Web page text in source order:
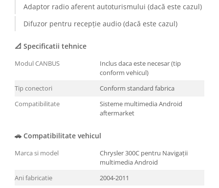
Adaptor radio aferent autoturismului (dacă este cazul)
Difuzor pentru recepție audio (dacă este cazul)
📐 Specificatii tehnice
Modul CANBUS
Inclus daca este necesar (tip
conform vehicul)
Tip conectori
Conform standard fabrica
Compatibilitate
Sisteme multimedia Android
aftermarket
🚗 Compatibilitate vehicul
Marca si model
Chrysler 300C pentru Navigații
multimedia Android
Ani fabricatie
2004-2011